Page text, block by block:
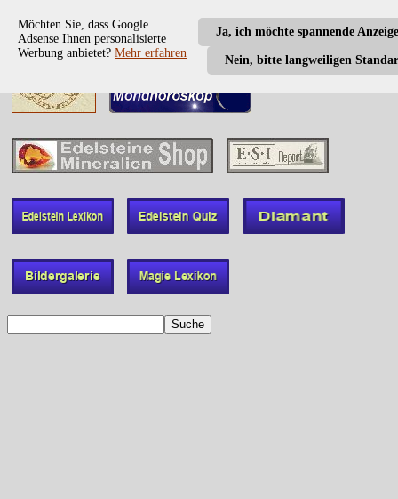
Ja, ich möchte spannende
Nein, bitte langweiligen
Möchten Sie, dass Google
Adsense Ihnen personalisierte
Werbung anbietet? Mehr erfahren